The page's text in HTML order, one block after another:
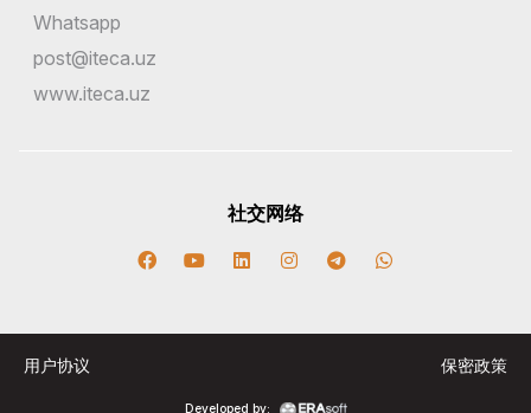
Whatsapp
post@iteca.uz
www.iteca.uz
社交网络
Developed by:
用户协议 保密政策